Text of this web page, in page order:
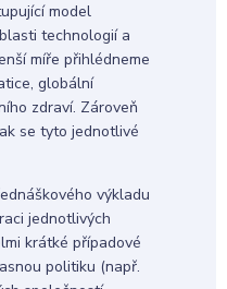
model
technologií a
míře přihlédneme
globální
zdraví. Zároveň
se tyto jednotlivé
výkladu
jednotlivých
krátké případové
politiku (např.